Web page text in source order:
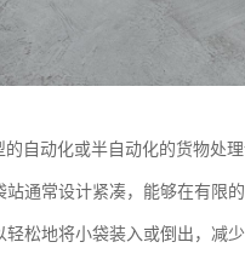
自动化或半自动化的货物处
通常设计紧凑，能够在有限
松地将小袋装入或倒出，减